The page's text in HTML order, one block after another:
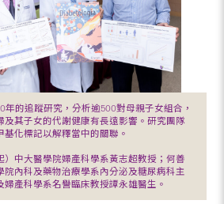
年的追蹤研究，分析逾500對母親子女組合，
及其子女的代謝健康有長遠影響。研究團隊
基化標記以解釋當中的關聯。
）中大醫學院婦產科學系黃志超教授；何善
院內科及藥物治療學系內分泌及糖尿病科主
產科學系名譽臨床教授譚永雄醫生。